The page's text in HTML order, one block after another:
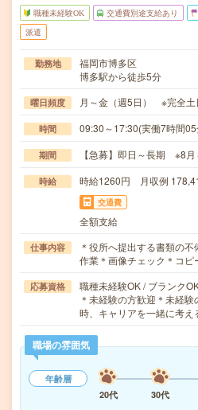
職種未経験OK 交通費別途支給あり
派遣
勤務地
福岡市博多区
博多駅から徒歩5分
曜日頻度 月～金（週5日） ※完全土
時間 09:30～17:30(実働7時間
期間 【急募】即日～長期 ※8月
時給 時給1260円 月収例
交通費
全額支給
仕事内容
＊役所へ提出する書類の
作業＊画像チェック＊コ
応募資格
職種未経験OK / ブランク
＊未経験の方歓迎＊未経
時、キャリアを一緒に考
職場の雰囲気
年齢層
20代
30代